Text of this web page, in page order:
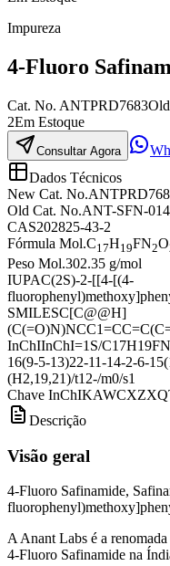
Impureza
4-Fluoro
Cat. No. ANTPRD7683Old
2Em Estoque
Consultar Agora
Dados Técnicos
New Cat. No.
Old Cat. No.ANT-SFN-014
CAS202825-43-2
Fórmula Mol.C17H19FN2O
Peso Mol.302.35 g/mol
IUPAC(2S)-2-[[4-[(4-
SMILESC[C@@H]
InChIInChI=1S/
16(9-5-13)22-11-14-2-6-
(H2,19,21)/t12-/m0/s1
Chave InChI
Descrição
Visão geral
4-Fluoro Safinamide,
A Anant Labs é a
4-Fluoro Safinamide na